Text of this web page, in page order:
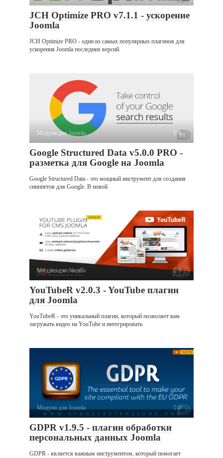
JCH Optimize PRO v7.1.1 - ускорение
Joomla
JCH Optimize PRO - один из самых популярных плагинов для
ускорения Joomla последних версий.
Модули для Joomla 0
Google Structured Data v5.0.0 PRO -
разметка для Google на Joomla
Google Structured Data - это мощный инструмент для создания
сниппетов для Google. В новой
Модули для Joomla 0
YouTubeR v2.0.3 - YouTube плагин
для Joomla
YouTubeR - это уникальный плагин, который позволяет вам
загружать видео на YouTube и интегрировать
Модули для Joomla 0
GDPR v1.9.5 - плагин обработки
персональных данных Joomla
GDPR - является важным инструментом, который помогает